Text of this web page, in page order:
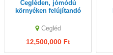
Cegléden, jómódú
környéken felújítandó
ELADÓ
Cegléd
12,500,000 Ft